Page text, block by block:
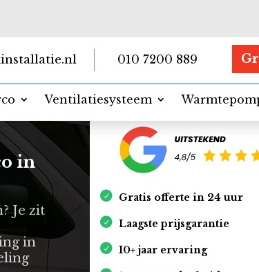
010 7200 889
Ventilatiesysteem
in
Je zit
in
Gratis offerte in 24 uur
Laagste prijsgarantie
10+ jaar ervaring